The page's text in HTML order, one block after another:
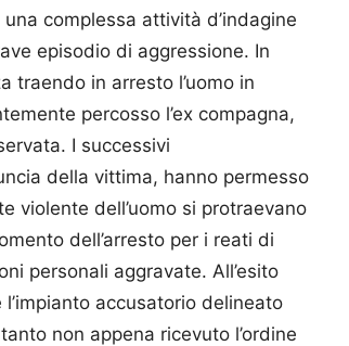
complessa attività d’indagine
episodio di aggressione. In
traendo in arresto l’uomo in
percosso l’ex compagna,
I successivi
della vittima, hanno permesso
violente dell’uomo si protraevano
dell’arresto per i reati di
personali aggravate. All’esito
accusatorio delineato
non appena ricevuto l’ordine